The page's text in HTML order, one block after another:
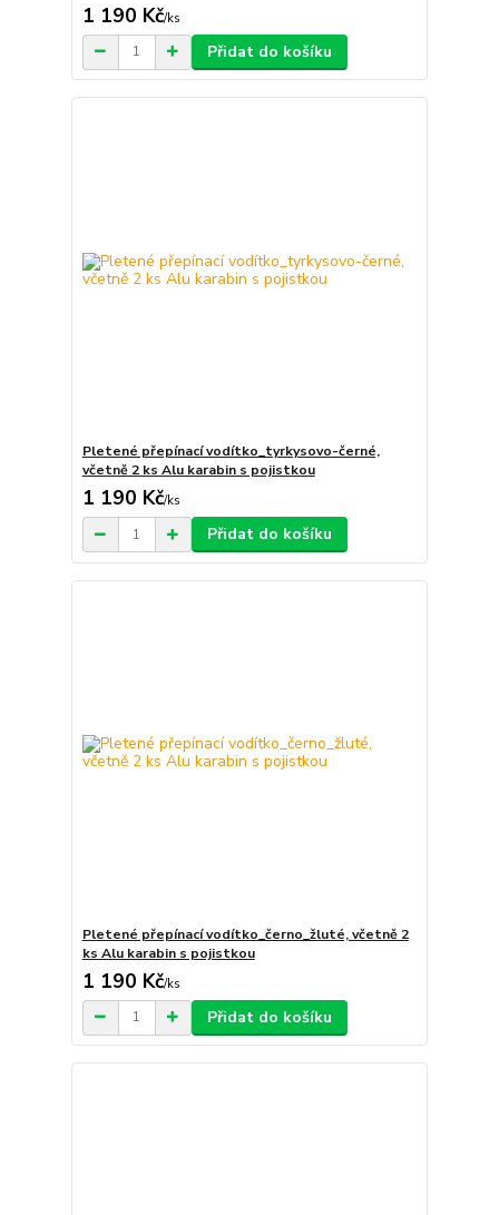
1 190 Kč/ks
Přidat do košíku
Pletené přepínací vodítko_tyrkysovo-černé,
včetně 2 ks Alu karabin s pojistkou
1 190 Kč/ks
Přidat do košíku
Pletené přepínací vodítko_černo_žluté, včetně 2
ks Alu karabin s pojistkou
1 190 Kč/ks
Přidat do košíku